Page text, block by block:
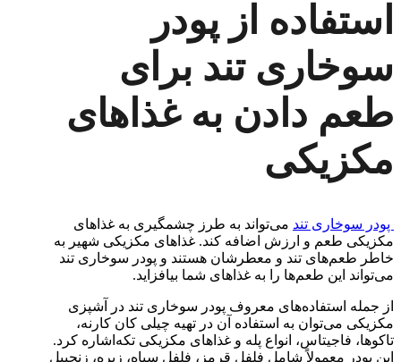
استفاده از پودر
سوخاری تند برای
طعم دادن به غذاهای
مکزیکی
پودر سوخاری تند می‌تواند به طرز چشمگیری به غذاهای
مکزیکی طعم و ارزش اضافه کند. غذاهای مکزیکی شهیر به
خاطر طعم‌های تند و معطرشان هستند و پودر سوخاری تند
می‌تواند این طعم‌ها را به غذاهای شما بیافزاید.
از جمله استفاده‌های معروف پودر سوخاری تند در آشپزی
مکزیکی می‌توان به استفاده آن در تهیه چیلی کان کارنه،
تاکوها، فاجیتاس، انواع پله و غذاهای مکزیکی تکه‌اشاره کرد.
این پودر معمولاً شامل فلفل قرمز، فلفل سیاه، زیره، زنجبیل